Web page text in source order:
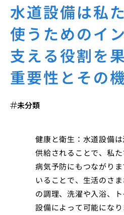
水道設備は私
使うためのイ
支える役割を
重要性とその
未分類
健康と衛生：水道設備
供給されることで、私
病気予防にもつながり
いることで、生活のさ
の調理、洗濯や入浴、
設備によって可能にな